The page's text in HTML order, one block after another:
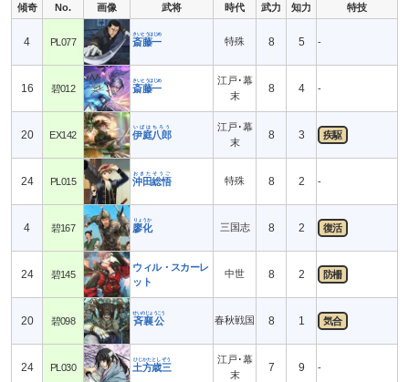
傾奇 No. 画像 武将 時代 武力 知力 特技
4 PL077 斎藤一
さいとうはじめ
特殊 8 5 -
16 碧012 斎藤一
さいとうはじめ
江戸･幕
末
8 4 -
20 EX142 伊庭八郎
いばはちろう
江戸･幕
末
8 3 疾駆
24 PL015 沖田総悟
おきたそうご
特殊 8 2 -
4 碧167 廖化
りょうか
三国志 8 2 復活
24 碧145
ウィル・スカーレ
ット
中世 8 2 防柵
20 碧098 斉襄公
せいのじょうこう
春秋戦国 8 1 気合
24 PL030 土方歳三
ひじかたとしぞう
江戸･幕
末
7 9 -